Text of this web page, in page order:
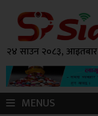
२४ साउन २०८३, आइतबार
MENUS